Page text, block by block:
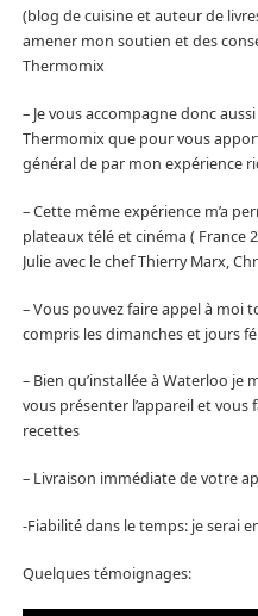
(blog de cuisine et auteur de
amener mon soutien et des
Thermomix
– Je vous accompagne donc
Thermomix que pour vous
général de par mon expérience
– Cette même expérience m’a
plateaux télé et cinéma ( France
Julie avec le chef Thierry Marx,
– Vous pouvez faire appel à moi
compris les dimanches et jours
– Bien qu’installée à Waterloo je
vous présenter l’appareil et
recettes
– Livraison immédiate de votre
-Fiabilité dans le temps: je serai
Quelques témoignages: